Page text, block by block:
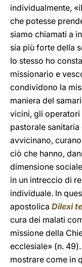
individualmente,
che potesse
siamo chiamati a
sia più forte della
Io stesso ho
missionario e
condividono la
maniera del
vicini, gli operatori
pastorale
avvicinano,
ciò che hanno,
dimensione
in un intreccio di
individuale. In
apostolica Dilexi te
cura dei malati
missione della
ecclesiale» (n.
mostrare come in